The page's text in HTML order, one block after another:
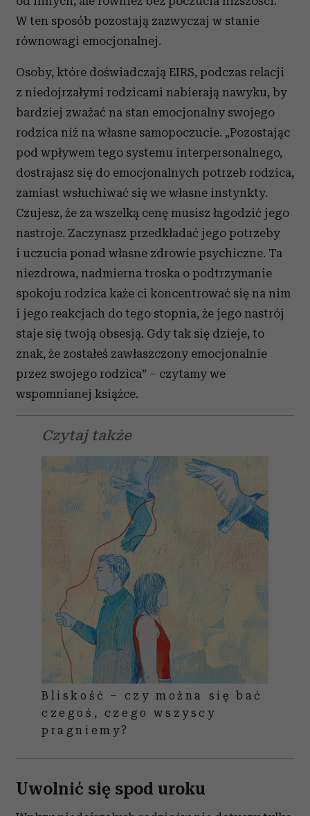
W ten sposób pozostają zazwyczaj w stanie
równowagi emocjonalnej.
Osoby, które doświadczają EIRS, podczas relacji
z niedojrzałymi rodzicami nabierają nawyku, by
bardziej zważać na stan emocjonalny swojego
rodzica niż na własne samopoczucie. „Pozostając
pod wpływem tego systemu interpersonalnego,
dostrajasz się do emocjonalnych potrzeb rodzica,
zamiast wsłuchiwać się we własne instynkty.
Czujesz, że za wszelką cenę musisz łagodzić jego
nastroje. Zaczynasz przedkładać jego potrzeby
i uczucia ponad własne zdrowie psychiczne. Ta
niezdrowa, nadmierna troska o podtrzymanie
spokoju rodzica każe ci koncentrować się na nim
i jego reakcjach do tego stopnia, że jego nastrój
staje się twoją obsesją. Gdy tak się dzieje, to
znak, że zostałeś zawłaszczony emocjonalnie
przez swojego rodzica” – czytamy we
wspomnianej książce.
Czytaj także
Bliskość – czy można się bać
czegoś, czego wszyscy
pragniemy?
Uwolnić się spod uroku